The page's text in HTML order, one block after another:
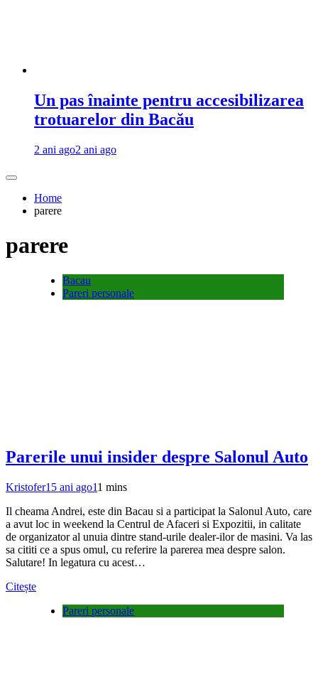
Un pas înainte pentru accesibilizarea
trotuarelor din Bacău
2 ani ago2 ani ago
Home
parere
parere
Bacau
Pareri personale
Parerile unui insider despre Salonul Auto
Kristofer15 ani ago11 mins
Il cheama Andrei, este din Bacau si a participat la Salonul Auto, care
a avut loc in weekend la Centrul de Afaceri si Expozitii, in calitate
de organizator al unuia dintre stand-urile dealer-ilor de masini. Va las
sa cititi ce a spus omul, cu referire la parerea mea despre salon.
Salutare! In legatura cu acest…
Citește
Pareri personale